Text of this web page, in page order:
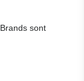
sont